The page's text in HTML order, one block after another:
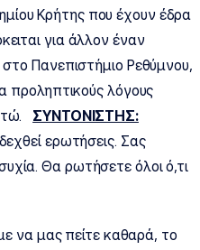
Κρήτης που έχουν έδρα
για άλλον έναν
Πανεπιστήμιο Ρεθύμνου,
προληπτικούς λόγους
ΣΥΝΤΟΝΙΣΤΗΣ:
ερωτήσεις. Σας
Θα ρωτήσετε όλοι ό,τι
να μας πείτε καθαρά, το